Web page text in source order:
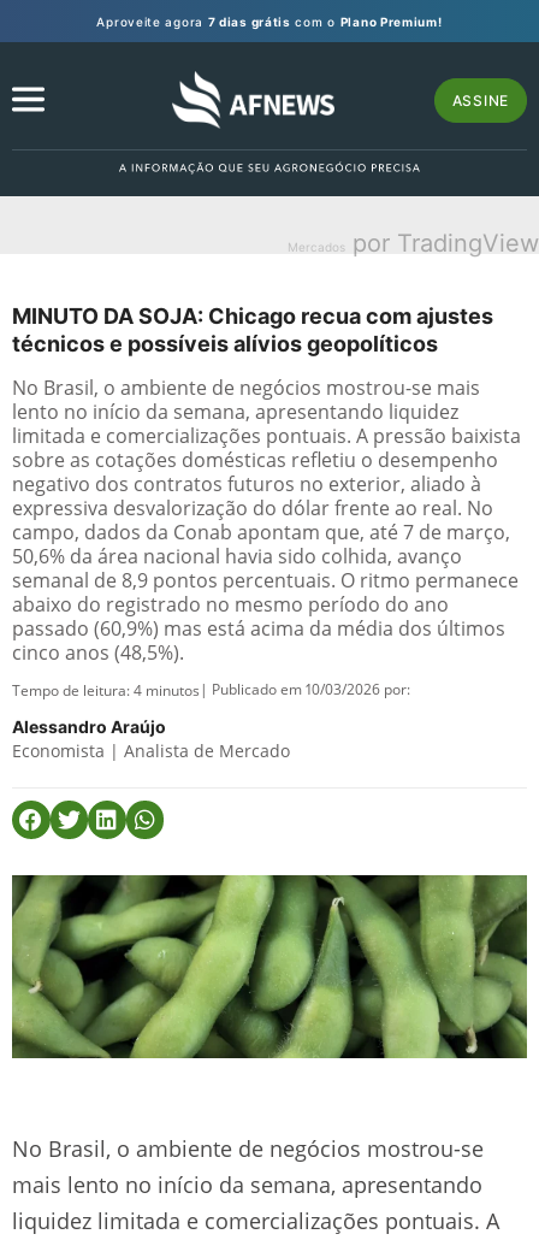
Aproveite agora 7 dias grátis com o Plano Premium!
ASSINE
Mercados por TradingView
MINUTO DA SOJA: Chicago recua com ajustes
técnicos e possíveis alívios geopolíticos
No Brasil, o ambiente de negócios mostrou-se mais
lento no início da semana, apresentando liquidez
limitada e comercializações pontuais. A pressão baixista
sobre as cotações domésticas refletiu o desempenho
negativo dos contratos futuros no exterior, aliado à
expressiva desvalorização do dólar frente ao real. No
campo, dados da Conab apontam que, até 7 de março,
50,6% da área nacional havia sido colhida, avanço
semanal de 8,9 pontos percentuais. O ritmo permanece
abaixo do registrado no mesmo período do ano
passado (60,9%) mas está acima da média dos últimos
cinco anos (48,5%).
Tempo de leitura:4 minutos | Publicado em 10/03/2026 por:
Alessandro Araújo
Economista | Analista de Mercado
No Brasil, o ambiente de negócios mostrou-se
mais lento no início da semana, apresentando
liquidez limitada e comercializações pontuais. A